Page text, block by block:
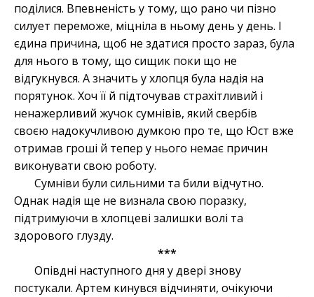
поділися. Впевненість у тому, що рано чи пізно
силует переможе, міцніла в ньому день у день. І
єдина причина, щоб не здатися просто зараз, була
для нього в тому, що сищик поки що не
відгукнувся. А значить у хлопця була надія на
порятунок. Хоч її й підточував страхітливий і
ненажерливий жучок сумнівів, який свербів
своєю надокучливою думкою про те, що Юст вже
отримав гроші й тепер у нього немає причин
виконувати свою роботу.
Сумніви були сильними та били відчутно.
Однак надія ще не визнала свою поразку,
підтримуючи в хлопцеві залишки волі та
здорового глузду.
***
Опівдні наступного дня у двері знову
постукали. Артем кинувся відчиняти, очікуючи